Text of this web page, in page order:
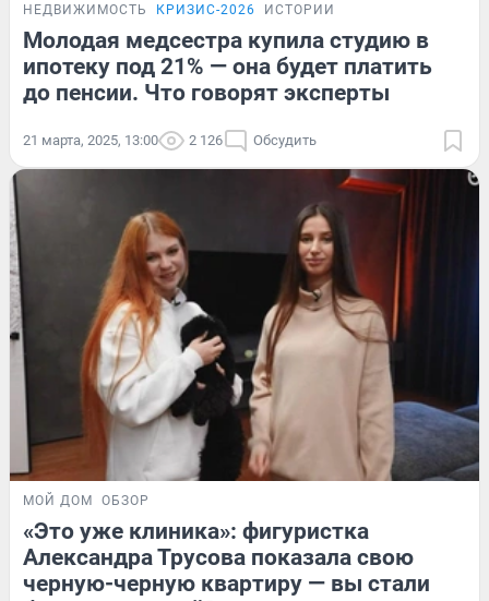
НЕДВИЖИМОСТЬ КРИЗИС-2026 ИСТОРИИ
Молодая медсестра купила студию в
ипотеку под 21% — она будет платить
до пенсии. Что говорят эксперты
21 марта, 2025, 13:00 2 126 Обсудить
МОЙ ДОМ ОБЗОР
«Это уже клиника»: фигуристка
Александра Трусова показала свою
черную-черную квартиру — вы стали